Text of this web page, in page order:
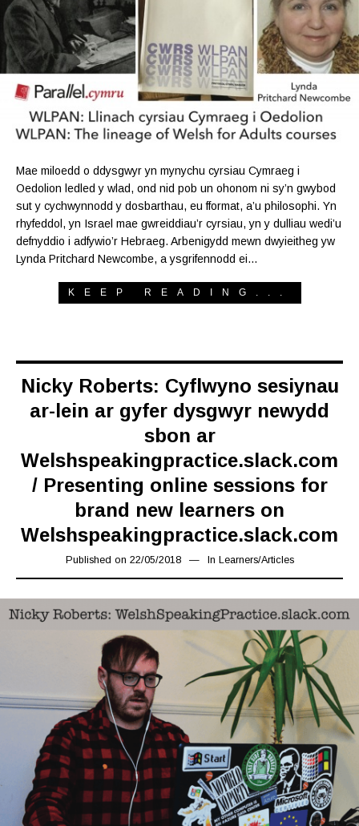
Mae miloedd o ddysgwyr yn mynychu cyrsiau Cymraeg i
Oedolion ledled y wlad, ond nid pob un ohonom ni sy’n gwybod
sut y cychwynnodd y dosbarthau, eu fformat, a’u philosophi. Yn
rhyfeddol, yn Israel mae gwreiddiau’r cyrsiau, yn y dulliau wedi’u
defnyddio i adfywio’r Hebraeg. Arbenigydd mewn dwyieitheg yw
Lynda Pritchard Newcombe, a ysgrifennodd ei…
KEEP READING...
Nicky Roberts: Cyflwyno sesiynau
ar-lein ar gyfer dysgwyr newydd
sbon ar
Welshspeakingpractice.slack.com
/ Presenting online sessions for
brand new learners on
Welshspeakingpractice.slack.com
Published on 22/05/201827/12/2018
In Learners/Articles